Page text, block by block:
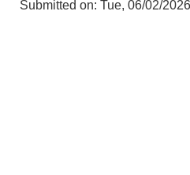
Submitted on: Tue, 06/02/